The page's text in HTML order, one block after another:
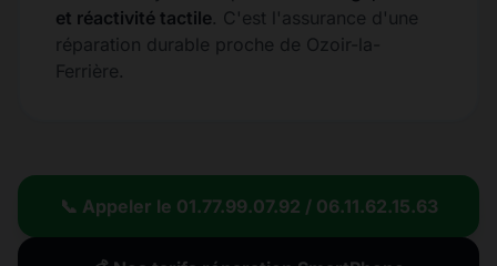
et réactivité tactile. C'est l'assurance d'une
réparation durable proche de Ozoir-la-
Ferrière.
📞 Appeler le 01.77.99.07.92 / 06.11.62.15.63